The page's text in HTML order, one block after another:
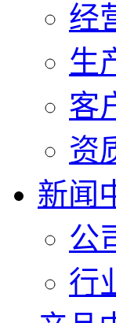
经
生
客
资
新闻
公
行